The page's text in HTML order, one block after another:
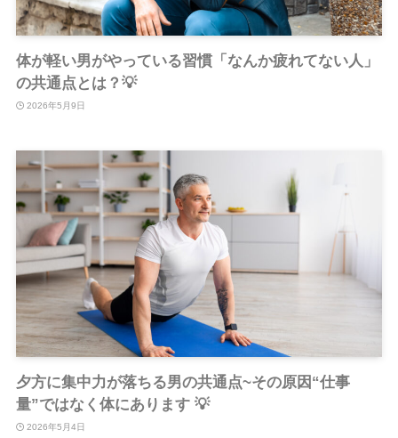
体が軽い男がやっている習慣「なんか疲れてない人」
の共通点とは？💡
2026年5月9日
夕方に集中力が落ちる男の共通点~その原因“仕事
量”ではなく体にあります 💡
2026年5月4日